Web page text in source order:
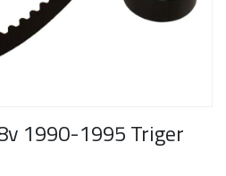
1990-1995 Triger